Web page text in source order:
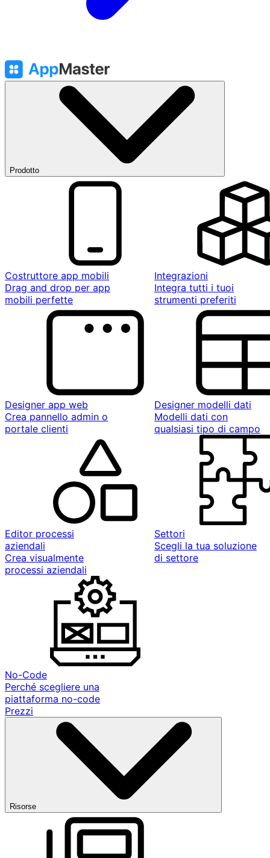
Prodotto
Costruttore app mobili
Drag and drop per app
mobili perfette
Integrazioni
Integra tutti i tuoi
strumenti preferiti
Designer app web
Crea pannello admin o
portale clienti
Designer modelli dati
Modelli dati con
qualsiasi tipo di campo
Editor processi
aziendali
Crea visualmente
processi aziendali
Settori
Scegli la tua soluzione
di settore
No-Code
Perché scegliere una
piattaforma no-code
Prezzi
Risorse